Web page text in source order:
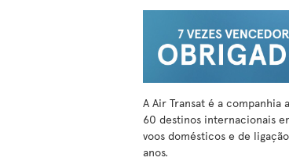
A Air Transat é a companhia
60 destinos internacionais
voos domésticos e de
anos.